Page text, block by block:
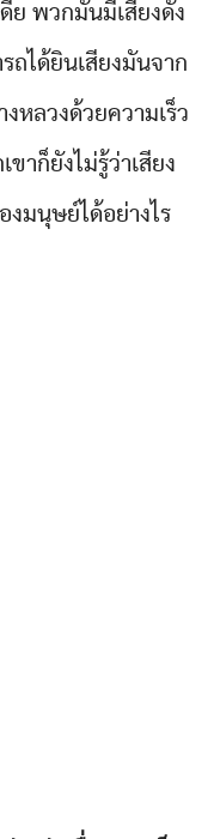
ย พวกมันมีเสียงดัง
ถได้ยินเสียงมันจาก
หลวงด้วยความเร็ว
าก็ยังไม่รู้ว่าเสียง
งมนุษย์ได้อย่างไร